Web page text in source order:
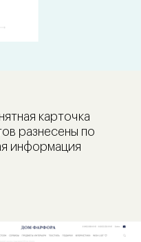
карточка
разнесены по
информация